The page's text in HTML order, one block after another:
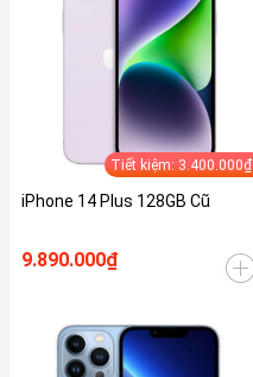
Tiết kiệm: 3.400.000₫
iPhone 14 Plus 128GB Cũ
9.890.000₫